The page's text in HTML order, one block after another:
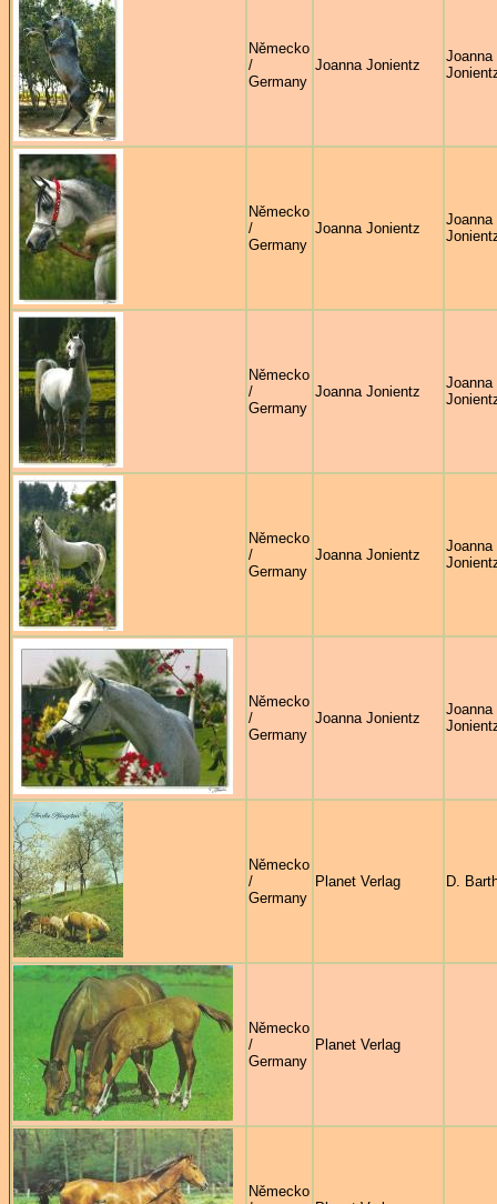
Německo
/
Germany
Joanna Jonientz
Joanna
Německo
/
Germany
Joanna Jonientz
Joanna
Německo
/
Germany
Joanna Jonientz
Joanna
Německo
/
Germany
Joanna Jonientz
Joanna
Německo
/
Germany
Joanna Jonientz
Joanna
Německo
/
Germany
Planet Verlag D.
Německo
/
Germany
Planet Verlag
Německo